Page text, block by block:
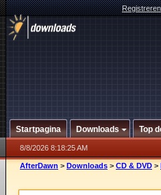
Registreren
Startpagina Downloads Top
8/8/2026 8:18:25 AM
AfterDawn > Downloads > CD & DVD >